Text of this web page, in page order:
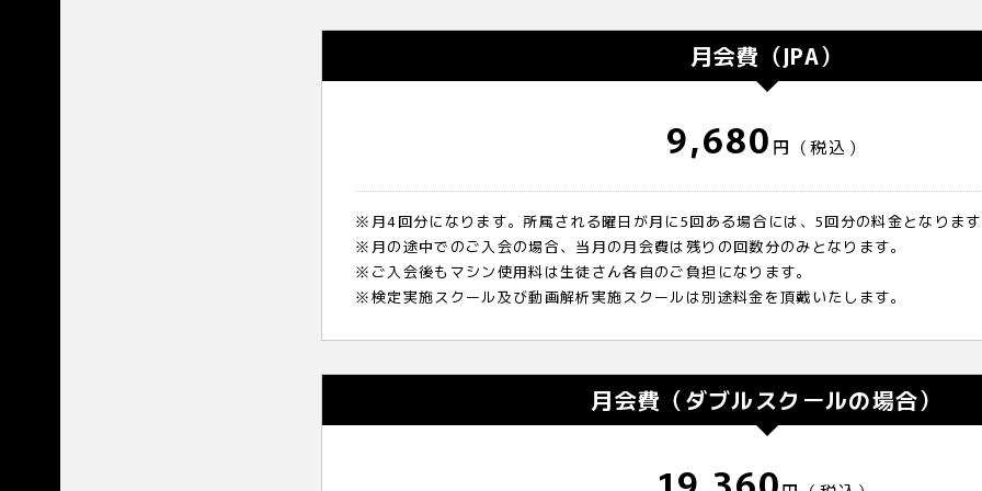
月会費（JPA）
9,680 円（税込）
※月4回分になります。所属される曜日が月に5回ある場合には、5回分の料金となりま
※月の途中でのご入会の場合、当月の月会費は残りの回数分のみとなります。
※ご入会後もマシン使用料は生徒さん各自のご負担になります。
※検定実施スクール及び動画解析実施スクールは別途料金を頂戴いたします。
月会費（ダブルスクールの場合）